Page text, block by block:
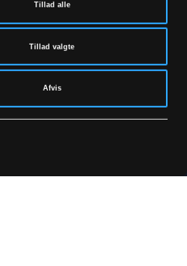
Tillad alle
Tillad valgte
Afvis